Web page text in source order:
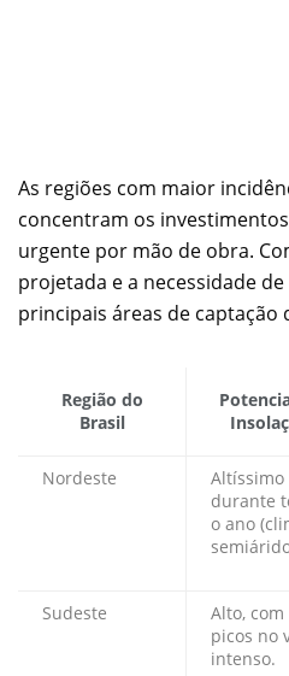
As regiões com maior
concentram os
urgente por mão de obra.
projetada e a necessidade
principais áreas de
Região do
Brasil
Nordeste
Altíssimo
durante
o ano
Sudeste
Alto, com
picos no
intenso.